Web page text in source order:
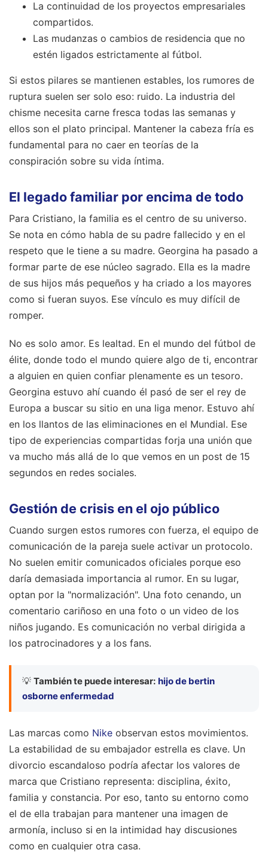
La continuidad de los proyectos empresariales
compartidos.
Las mudanzas o cambios de residencia que no
estén ligados estrictamente al fútbol.
Si estos pilares se mantienen estables, los rumores de
ruptura suelen ser solo eso: ruido. La industria del
chisme necesita carne fresca todas las semanas y
ellos son el plato principal. Mantener la cabeza fría es
fundamental para no caer en teorías de la
conspiración sobre su vida íntima.
El legado familiar por encima de todo
Para Cristiano, la familia es el centro de su universo.
Se nota en cómo habla de su padre fallecido y en el
respeto que le tiene a su madre. Georgina ha pasado a
formar parte de ese núcleo sagrado. Ella es la madre
de sus hijos más pequeños y ha criado a los mayores
como si fueran suyos. Ese vínculo es muy difícil de
romper.
No es solo amor. Es lealtad. En el mundo del fútbol de
élite, donde todo el mundo quiere algo de ti, encontrar
a alguien en quien confiar plenamente es un tesoro.
Georgina estuvo ahí cuando él pasó de ser el rey de
Europa a buscar su sitio en una liga menor. Estuvo ahí
en los llantos de las eliminaciones en el Mundial. Ese
tipo de experiencias compartidas forja una unión que
va mucho más allá de lo que vemos en un post de 15
segundos en redes sociales.
Gestión de crisis en el ojo público
Cuando surgen estos rumores con fuerza, el equipo de
comunicación de la pareja suele activar un protocolo.
No suelen emitir comunicados oficiales porque eso
daría demasiada importancia al rumor. En su lugar,
optan por la "normalización". Una foto cenando, un
comentario cariñoso en una foto o un video de los
niños jugando. Es comunicación no verbal dirigida a
los patrocinadores y a los fans.
💡 También te puede interesar: hijo de bertin
osborne enfermedad
Las marcas como Nike observan estos movimientos.
La estabilidad de su embajador estrella es clave. Un
divorcio escandaloso podría afectar los valores de
marca que Cristiano representa: disciplina, éxito,
familia y constancia. Por eso, tanto su entorno como
el de ella trabajan para mantener una imagen de
armonía, incluso si en la intimidad hay discusiones
como en cualquier otra casa.